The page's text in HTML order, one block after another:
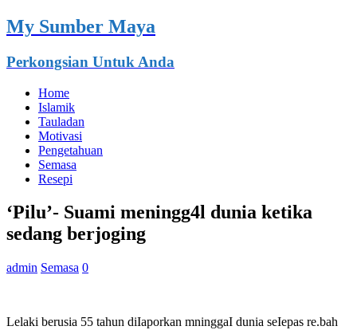
My Sumber Maya
Perkongsian Untuk Anda
Home
Islamik
Tauladan
Motivasi
Pengetahuan
Semasa
Resepi
‘Pilu’- Suami meningg4l dunia ketika
sedang berjoging
admin Semasa 0
Lelaki berusia 55 tahun diIaporkan mninggaI dunia seIepas re.bah